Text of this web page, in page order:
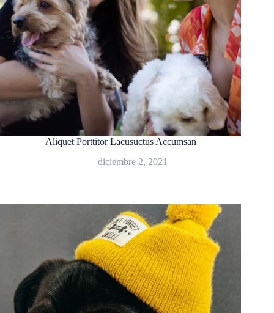
Aliquet Porttitor Lacusuctus Accumsan
diciembre 2, 2021